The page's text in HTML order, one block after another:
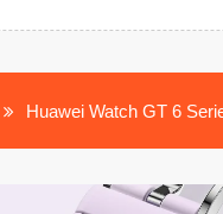
Huawei Watch GT 6